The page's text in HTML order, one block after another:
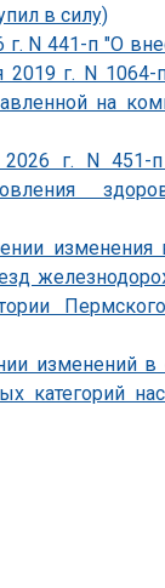
в силу)
г. N 441-п "О
2019 г. N
на
2026 г. N 451-
изменения
изменений в
категорий